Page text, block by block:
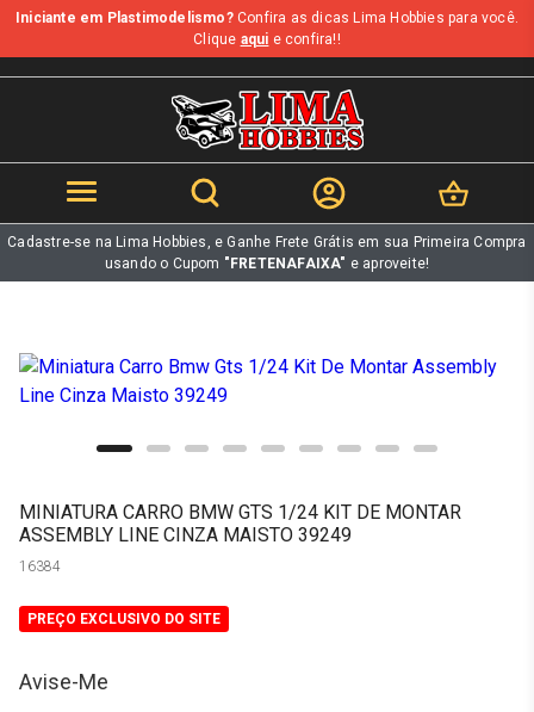
b
Iniciante em Plastimodelismo?Confira as dicas Lima Hobbies para você.
Clique aqui e confira!!
Cadastre-se na Lima Hobbies, e Ganhe Frete Grátis em sua Primeira Compra
usando o Cupom "FRETENAFAIXA" e aproveite!
MINIATURA CARRO BMW GTS 1/24 KIT DE MONTAR
ASSEMBLY LINE CINZA MAISTO 39249
16384
PREÇO EXCLUSIVO DO SITE
Avise-Me